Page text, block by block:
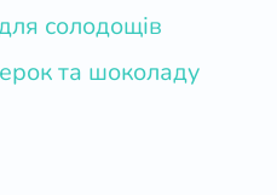
солодощів
та шоколаду